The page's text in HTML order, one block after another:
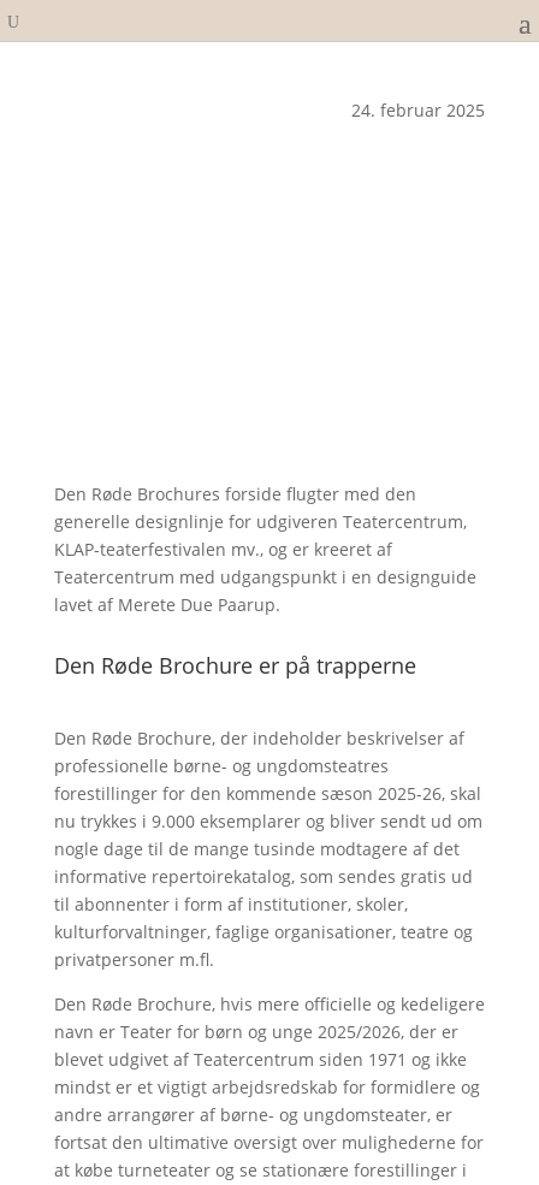
24. februar 2025
Den Røde Brochures forside flugter med den
generelle designlinje for udgiveren Teatercentrum,
KLAP-teaterfestivalen mv., og er kreeret af
Teatercentrum med udgangspunkt i en designguide
lavet af Merete Due Paarup.
Den Røde Brochure er på trapperne
Den Røde Brochure, der indeholder beskrivelser af
professionelle børne- og ungdomsteatres
forestillinger for den kommende sæson 2025-26, skal
nu trykkes i 9.000 eksemplarer og bliver sendt ud om
nogle dage til de mange tusinde modtagere af det
informative repertoirekatalog, som sendes gratis ud
til abonnenter i form af institutioner, skoler,
kulturforvaltninger, faglige organisationer, teatre og
privatpersoner m.fl.
Den Røde Brochure, hvis mere officielle og kedeligere
navn er Teater for børn og unge 2025/2026, der er
blevet udgivet af Teatercentrum siden 1971 og ikke
mindst er et vigtigt arbejdsredskab for formidlere og
andre arrangører af børne- og ungdomsteater, er
fortsat den ultimative oversigt over mulighederne for
at købe turneteater og se stationære forestillinger i